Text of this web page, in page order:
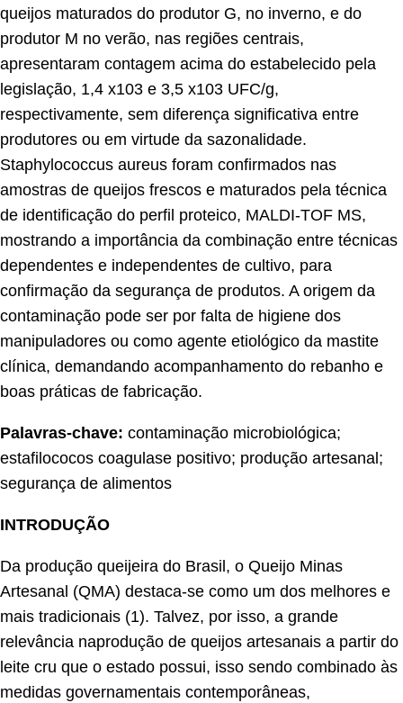
queijos maturados do produtor G, no inverno, e do
produtor M no verão, nas regiões centrais,
apresentaram contagem acima do estabelecido pela
legislação, 1,4 x103 e 3,5 x103 UFC/g,
respectivamente, sem diferença significativa entre
produtores ou em virtude da sazonalidade.
Staphylococcus aureus foram confirmados nas
amostras de queijos frescos e maturados pela técnica
de identificação do perfil proteico, MALDI-TOF MS,
mostrando a importância da combinação entre técnicas
dependentes e independentes de cultivo, para
confirmação da segurança de produtos. A origem da
contaminação pode ser por falta de higiene dos
manipuladores ou como agente etiológico da mastite
clínica, demandando acompanhamento do rebanho e
boas práticas de fabricação.
Palavras-chave: contaminação microbiológica;
estafilococos coagulase positivo; produção artesanal;
segurança de alimentos
INTRODUÇÃO
Da produção queijeira do Brasil, o Queijo Minas
Artesanal (QMA) destaca-se como um dos melhores e
mais tradicionais (1). Talvez, por isso, a grande
relevância naprodução de queijos artesanais a partir do
leite cru que o estado possui, isso sendo combinado às
medidas governamentais contemporâneas,